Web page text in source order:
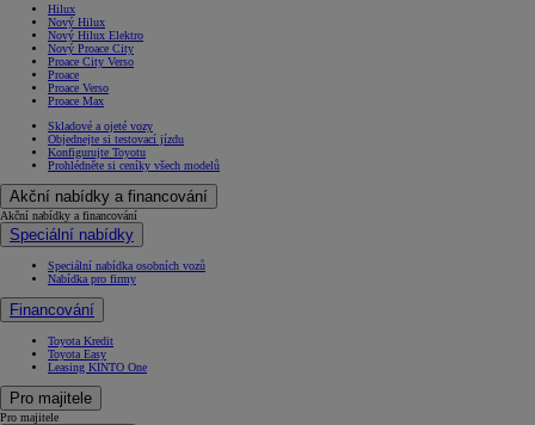
Hilux
Nový Hilux
Nový Hilux Elektro
Nový Proace City
Proace City Verso
Proace
Proace Verso
Proace Max
Skladové a ojeté vozy
Objednejte si testovací jízdu
Konfigurujte Toyotu
Prohlédněte si ceníky všech modelů
Akční nabídky a financování
Akční nabídky a financování
Speciální nabídky
Speciální nabídka osobních vozů
Nabídka pro firmy
Financování
Toyota Kredit
Toyota Easy
Leasing KINTO One
Pro majitele
Pro majitele